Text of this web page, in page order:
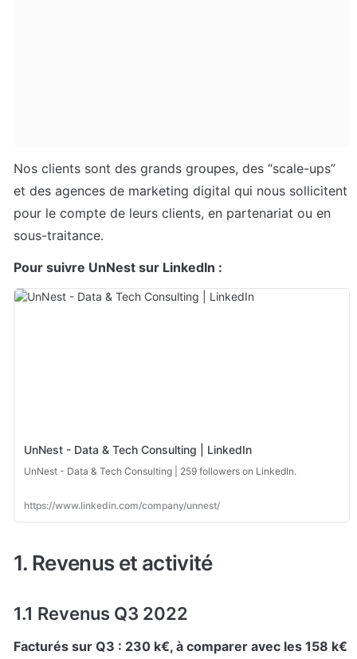
Nos clients sont des grands groupes, des “scale-ups”
et des agences de marketing digital qui nous sollicitent
pour le compte de leurs clients, en partenariat ou en
sous-traitance.
Pour suivre UnNest sur LinkedIn :
UnNest - Data & Tech Consulting | LinkedIn
UnNest - Data & Tech Consulting | 259 followers on LinkedIn.
https://www.linkedin.com/company/unnest/
1. Revenus et activité
1.1 Revenus Q3 2022
Facturés sur Q3 : 230 k€, à comparer avec les 158 k€